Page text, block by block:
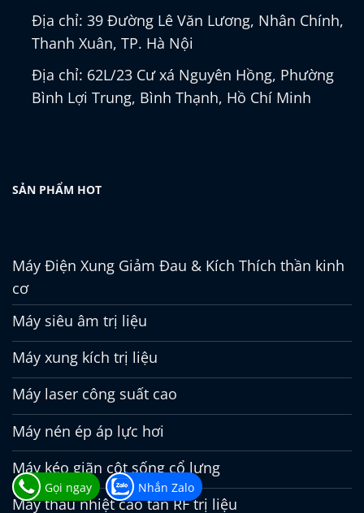
Địa chỉ: 39 Đường Lê Văn Lương, Nhân Chính,
Thanh Xuân, TP. Hà Nội
Địa chỉ: 62L/23 Cư xá Nguyên Hồng, Phường
Bình Lợi Trung, Bình Thạnh, Hồ Chí Minh
SẢN PHẨM HOT
Máy Điện Xung Giảm Đau & Kích Thích thần kinh
cơ
Máy siêu âm trị liệu
Máy xung kích trị liệu
Máy laser công suất cao
Máy nén ép áp lực hơi
Máy kéo giãn cột sống cổ lưng
Máy thấu nhiệt cao tần RF trị liệu
Gọi ngay Nhắn Zalo